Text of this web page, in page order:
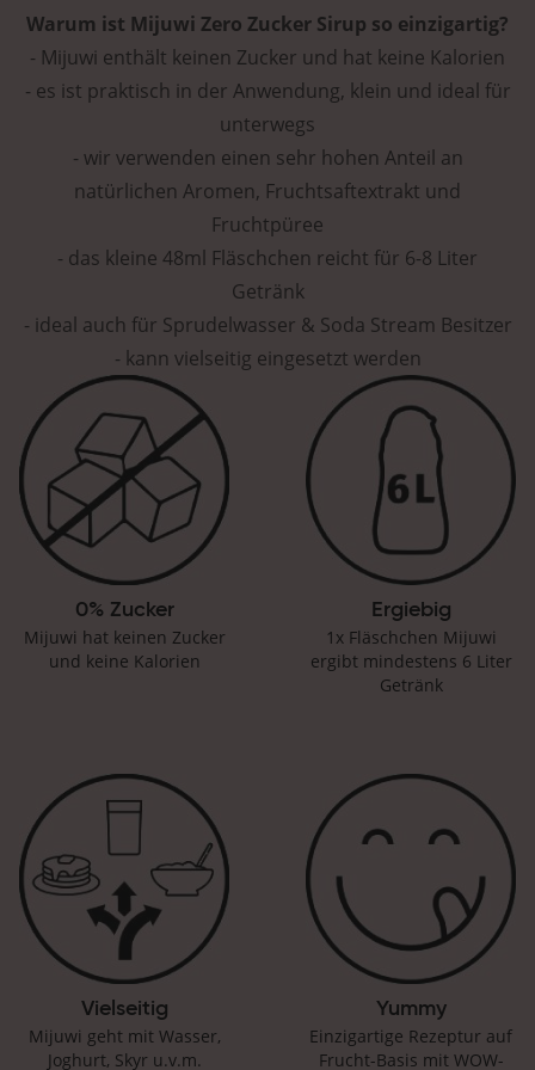
Warum ist Mijuwi Zero Zucker Sirup so einzigartig?
- Mijuwi enthält keinen Zucker und hat keine Kalorien
- es ist praktisch in der Anwendung, klein und ideal für
unterwegs
- wir verwenden einen sehr hohen Anteil an
natürlichen Aromen, Fruchtsaftextrakt und
Fruchtpüree
- das kleine 48ml Fläschchen reicht für 6-8 Liter
Getränk
- ideal auch für Sprudelwasser & Soda Stream Besitzer
- kann vielseitig eingesetzt werden
0% Zucker
Mijuwi hat keinen Zucker
und keine Kalorien
Ergiebig
1x Fläschchen Mijuwi
ergibt mindestens 6 Liter
Getränk
Vielseitig
Mijuwi geht mit Wasser,
Joghurt, Skyr u.v.m.
Yummy
Einzigartige Rezeptur auf
Frucht-Basis mit WOW-